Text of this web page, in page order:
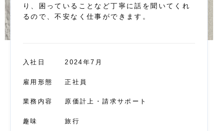
り、困っていることなど丁寧に話を聞いてくれ
るので、不安なく仕事ができます。
入社日 2024年7月
雇用形態 正社員
業務内容 原価計上・請求サポート
趣味 旅行